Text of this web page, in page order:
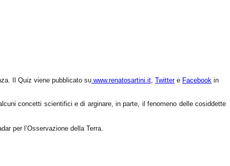
Il Quiz viene pubblicato su www.renatosartini.it Twittere Facebook in
concetti scientifici e di arginare, in parte, il fenomeno delle cosiddette
per l’Osservazione della Terra.